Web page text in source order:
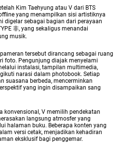
Kim Taehyung atau V dari BTS
yang menampilkan sisi artistiknya
digelar sebagai bagian dari perayaan
非, yang sekaligus menandai
musik.
tersebut dirancang sebagai ruang
foto. Pengunjung diajak menyelami
instalasi, tampilan multimedia,
narasi dalam photobook. Setiap
suasana berbeda, mencerminkan
yang ingin disampaikan sang
konvensional, V memilih pendekatan
langsung atmosfer yang
halaman buku. Beberapa konten yang
versi cetak, menjadikan kehadiran
eksklusif bagi penggemar.